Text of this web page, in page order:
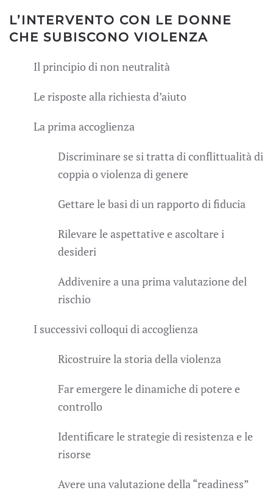
L’INTERVENTO CON LE DONNE
CHE SUBISCONO VIOLENZA
Il principio di non neutralità
Le risposte alla richiesta d’aiuto
La prima accoglienza
Discriminare se si tratta di conflittualità di
coppia o violenza di genere
Gettare le basi di un rapporto di fiducia
Rilevare le aspettative e ascoltare i
desideri
Addivenire a una prima valutazione del
rischio
I successivi colloqui di accoglienza
Ricostruire la storia della violenza
Far emergere le dinamiche di potere e
controllo
Identificare le strategie di resistenza e le
risorse
Avere una valutazione della “readiness”